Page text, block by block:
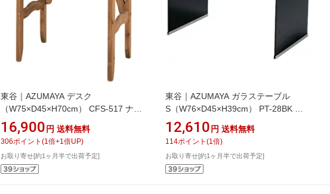
東谷｜AZUMAYA デスク
（W75×D45×H70cm） CFS-517 ナチ
ュラル
16,900 円 送料無料
306ポイント (1 倍+1 倍UP)
お取り寄せ[約1ヶ月半で出荷予定]
東谷｜AZUMAYA ガラステーブル
S（W76×D45×H39cm） PT-28BK ブ
ラック
12,610 円 送料無料
114ポイント (1 倍)
お取り寄せ[約1ヶ月半で出荷予定]